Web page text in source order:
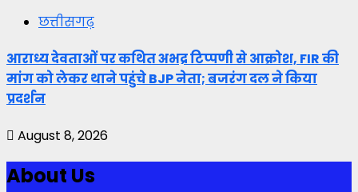
छत्तीसगढ़
आराध्य देवताओं पर कथित अभद्र टिप्पणी से आक्रोश, FIR की
मांग को लेकर थाने पहुंचे BJP नेता; बजरंग दल ने किया
प्रदर्शन
August 8, 2026
About Us